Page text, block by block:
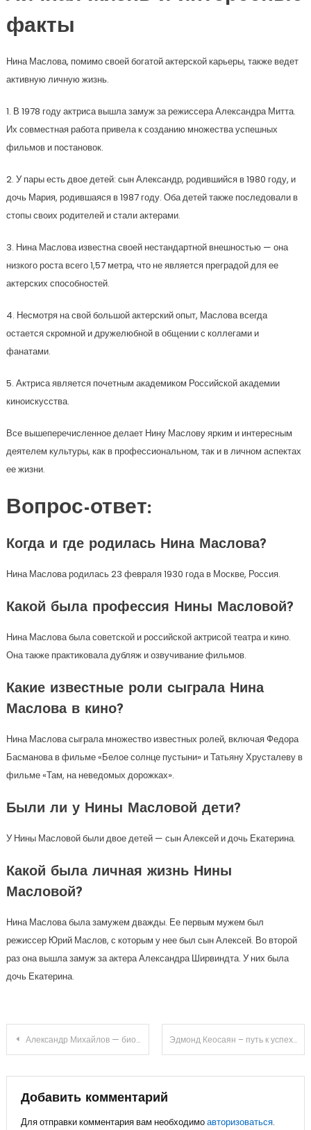
факты
Нина Маслова, помимо своей богатой актерской карьеры, также ведет
активную личную жизнь.
1. В 1978 году актриса вышла замуж за режиссера Александра Митта.
Их совместная работа привела к созданию множества успешных
фильмов и постановок.
2. У пары есть двое детей: сын Александр, родившийся в 1980 году, и
дочь Мария, родившаяся в 1987 году. Оба детей также последовали в
стопы своих родителей и стали актерами.
3. Нина Маслова известна своей нестандартной внешностью — она
низкого роста всего 1,57 метра, что не является преградой для ее
актерских способностей.
4. Несмотря на свой большой актерский опыт, Маслова всегда
остается скромной и дружелюбной в общении с коллегами и
фанатами.
5. Актриса является почетным академиком Российской академии
киноискусства.
Все вышеперечисленное делает Нину Маслову ярким и интересным
деятелем культуры, как в профессиональном, так и в личном аспектах
ее жизни.
Вопрос-ответ:
Когда и где родилась Нина Маслова?
Нина Маслова родилась 23 февраля 1930 года в Москве, Россия.
Какой была профессия Нины Масловой?
Нина Маслова была советской и российской актрисой театра и кино.
Она также практиковала дубляж и озвучивание фильмов.
Какие известные роли сыграла Нина
Маслова в кино?
Нина Маслова сыграла множество известных ролей, включая Федора
Басманова в фильме «Белое солнце пустыни» и Татьяну Хрусталеву в
фильме «Там, на неведомых дорожках».
Были ли у Нины Масловой дети?
У Нины Масловой были двое детей — сын Алексей и дочь Екатерина.
Какой была личная жизнь Нины
Масловой?
Нина Маслова была замужем дважды. Ее первым мужем был
режиссер Юрий Маслов, с которым у нее был сын Алексей. Во второй
раз она вышла замуж за актера Александра Ширвиндта. У них была
дочь Екатерина.
Навигация
по
записям
Александр Михайлов — биография, личная жизнь, жена, дети Эдмонд Кеосаян – путь к успеху — биография известного актера и режиссера, его творческий путь и заслуги
Добавить комментарий
Для отправки комментария вам необходимоавторизоваться.